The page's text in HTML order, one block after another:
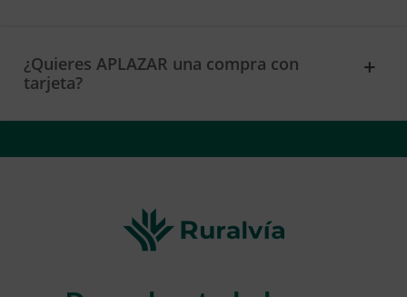
¿Quieres APLAZAR una compra con
tarjeta?